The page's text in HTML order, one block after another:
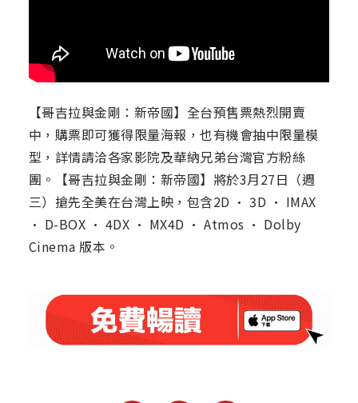
【哥吉拉與金剛：新帝國】全台預售票熱烈開賣
中，購票即可獲得限量海報，也有機會抽中限量模
型，詳情請洽各家影院及華納兄弟台灣官方粉絲
團。【哥吉拉與金剛：新帝國】將於3月27日（週
三）搶先全美在台灣上映，包含2D · 3D · IMAX
· D-BOX · 4DX · MX4D · Atmos · Dolby
Cinema 版本。